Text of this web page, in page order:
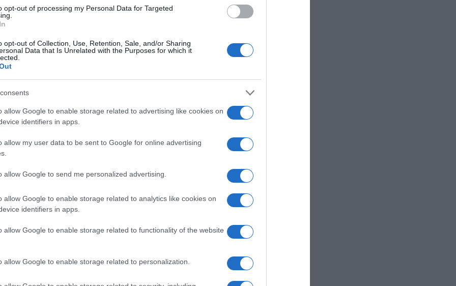
opt-out of processing my Personal Data for Targeted
opt-out of Collection, Use, Retention, Sale, and/or Sharing
Data that Is Unrelated with the Purposes for which it
allow Google to enable storage related to advertising like cookies on
identifiers in apps.
allow my user data to be sent to Google for online advertising
allow Google to send me personalized advertising.
allow Google to enable storage related to analytics like cookies on
identifiers in apps.
allow Google to enable storage related to functionality of the website
allow Google to enable storage related to personalization.
Οι εξαγωγές αναμένεται να
καθώς θα βελτιώνεται η διεθνής
ανάπτυξη είναι ισορροπημένοι, υπό την
και οι εξαγωγές από τη Μέση
από το γ’ τρίμηνο. Μια καλύτερη
θα μπορούσε να τονώσει την
στην απορρόφηση των πόρων της ΕΕ ή
ενέργειας θα μπορούσαν να
δείκτη καταναλωτή), ο
το 2025 στο 4,2% εφέτος, λόγω
να υποχωρήσει στο 2,6% το 2027.